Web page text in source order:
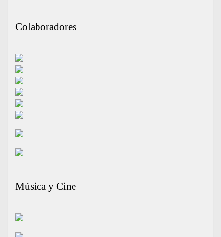
Colaboradores
Música y Cine